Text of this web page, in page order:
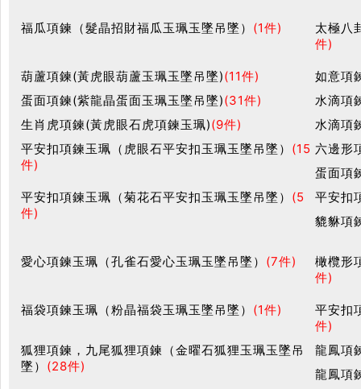
福瓜項鍊（髮晶招財福瓜玉珮玉墜吊墜） (1件)
太極八
件)
葫蘆項鍊(黃虎眼葫蘆玉珮玉墜吊墜)(11件)
如意項
蛋面項鍊(紫龍晶蛋面玉珮玉墜吊墜)(31件)
水滴項
生肖虎項鍊(黃虎眼石虎項鍊玉珮)(9件)
水滴項
平安扣項鍊玉珮（虎眼石平安扣玉珮玉墜吊墜） (15
件)
六邊形
蛋面項
平安扣項鍊玉珮（菊花石平安扣玉珮玉墜吊墜） (5
件)
平安扣
貔貅項
愛心項鍊玉珮（孔雀石愛心玉珮玉墜吊墜） (7件)
橄欖形
件)
福袋項鍊玉珮（粉晶福袋玉珮玉墜吊墜） (1件)
平安扣
件)
狐狸項鍊，九尾狐狸項鍊（金曜石狐狸玉珮玉墜吊
墜） (28件)
龍鳳項
龍鳳項